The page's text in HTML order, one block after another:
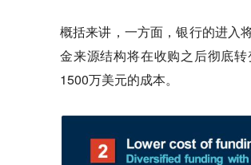
概括来讲，一方面，银行的进入
金来源结构将在收购之后彻底
1500万美元的成本。